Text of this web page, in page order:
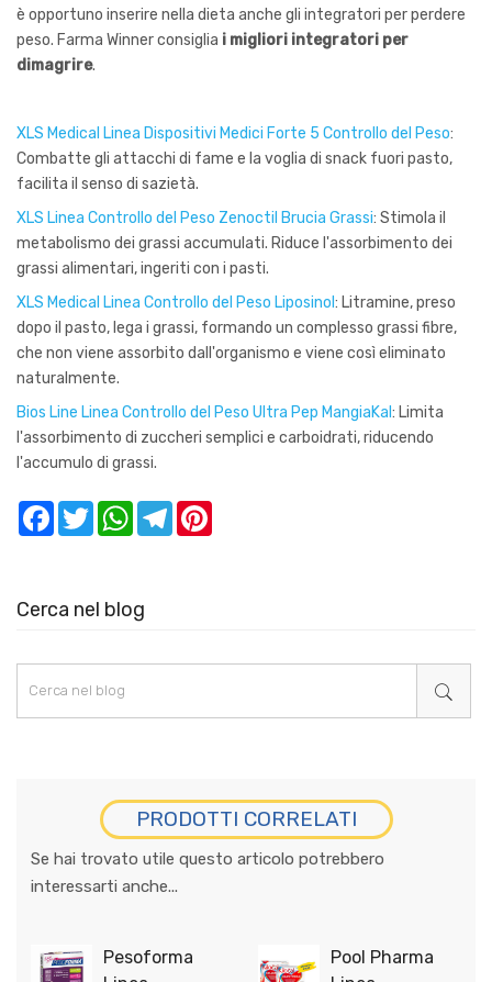
Cerca nel blog
è opportuno inserire nella dieta anche gli integratori per perdere
peso. Farma Winner consiglia i migliori integratori per
dimagrire.
XLS Medical Linea Dispositivi Medici Forte 5 Controllo del Peso:
Combatte gli attacchi di fame e la voglia di snack fuori pasto,
facilita il senso di sazietà.
XLS Linea Controllo del Peso Zenoctil Brucia Grassi: Stimola il
metabolismo dei grassi accumulati. Riduce l'assorbimento dei
grassi alimentari, ingeriti con i pasti.
XLS Medical Linea Controllo del Peso Liposinol : Litramine, preso
dopo il pasto, lega i grassi, formando un complesso grassi fibre,
che non viene assorbito dall'organismo e viene così eliminato
naturalmente.
Bios Line Linea Controllo del Peso Ultra Pep MangiaKal : Limita
l'assorbimento di zuccheri semplici e carboidrati, riducendo
l'accumulo di grassi.
Facebook
TwitterWhatsAppTelegram
PRODOTTI CORRELATI
Se hai trovato utile questo articolo potrebbero
interessarti anche...
Pesoforma
Pool Pharma